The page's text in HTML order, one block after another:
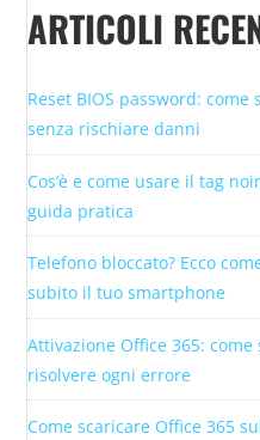
ARTICOLI
Reset BIOS password: come
senza rischiare danni
Cos’è e come usare il tag
guida pratica
Telefono bloccato? Ecco
subito il tuo smartphone
Attivazione Office 365: come
risolvere ogni errore
Come scaricare Office 365